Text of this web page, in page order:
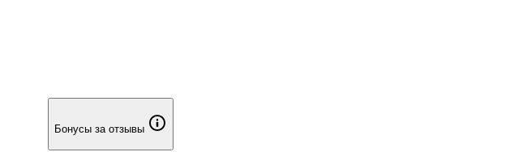
Бонусы за отзывы